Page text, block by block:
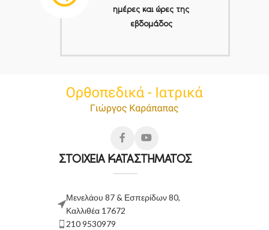
ημέρες και ώρες της
εβδομάδος
ΣΤΟΙΧΕΙΑ ΚΑΤΑΣΤΗΜΑΤΟΣ
Μενελάου 87 & Εσπερίδων 80,
Καλλιθέα 17672
210 9530979